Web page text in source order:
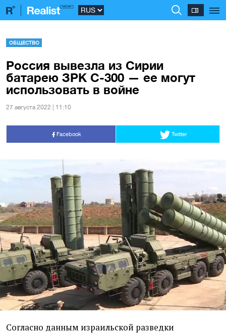
ОБЩЕСТВО
Россия вывезла из Сирии
батарею ЗРК С-300 — ее могут
использовать в войне
27 августа 2022 | 11:10
Facebook Twitter
Согласно данным израильской разведки